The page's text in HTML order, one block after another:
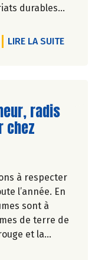
durables
des
détruisent ni
LIRE LA SUITEDE
radis
chez
à respecter
l’année. En
sont à
de terre de
et la